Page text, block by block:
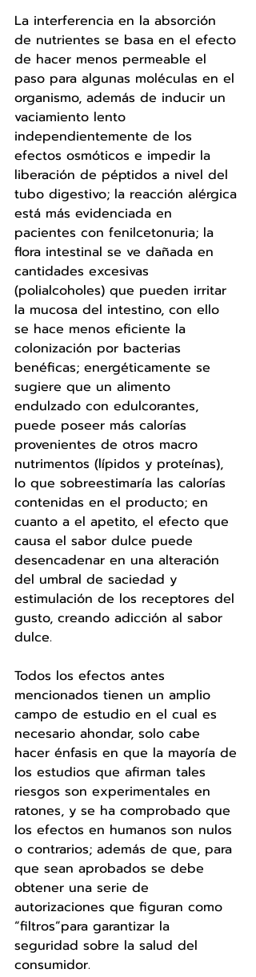
La interferencia en la absorción
de nutrientes se basa en el efecto
de hacer menos permeable el
paso para algunas moléculas en el
organismo, además de inducir un
vaciamiento lento
independientemente de los
efectos osmóticos e impedir la
liberación de péptidos a nivel del
tubo digestivo; la reacción alérgica
está más evidenciada en
pacientes con fenilcetonuria; la
flora intestinal se ve dañada en
cantidades excesivas
(polialcoholes) que pueden irritar
la mucosa del intestino, con ello
se hace menos eficiente la
colonización por bacterias
benéficas; energéticamente se
sugiere que un alimento
endulzado con edulcorantes,
puede poseer más calorías
provenientes de otros macro
nutrimentos (lípidos y proteínas),
lo que sobreestimaría las calorías
contenidas en el producto; en
cuanto a el apetito, el efecto que
causa el sabor dulce puede
desencadenar en una alteración
del umbral de saciedad y
estimulación de los receptores del
gusto, creando adicción al sabor
dulce.
Todos los efectos antes
mencionados tienen un amplio
campo de estudio en el cual es
necesario ahondar, solo cabe
hacer énfasis en que la mayoría de
los estudios que afirman tales
riesgos son experimentales en
ratones, y se ha comprobado que
los efectos en humanos son nulos
o contrarios; además de que, para
que sean aprobados se debe
obtener una serie de
autorizaciones que figuran como
“filtros”para garantizar la
seguridad sobre la salud del
consumidor.